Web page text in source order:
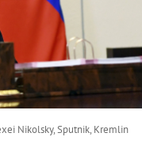
Nikolsky, Sputnik, Kremlin